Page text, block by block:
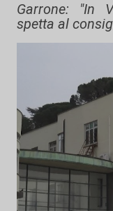
Garrone: "In
spetta al